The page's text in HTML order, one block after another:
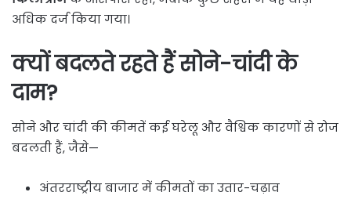
अधिक दर्ज किया गया।
क्यों बदलते रहते हैं सोने-चांदी के
दाम?
सोने और चांदी की कीमतें कई घरेलू और वैश्विक कारणों से रोज
बदलती हैं, जैसे—
अंतरराष्ट्रीय बाजार में कीमतों का उतार-चढ़ाव